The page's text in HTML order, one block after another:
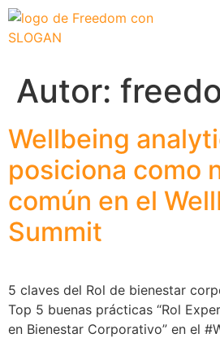
Autor:
Wellbeing
posiciona como
común en el
Summit
5 claves del Rol de bienestar
Top 5 buenas prácticas “Rol
en Bienestar Corporativo” en el